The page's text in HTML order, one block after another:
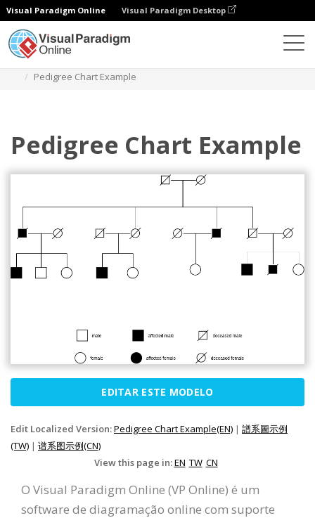
Visual Paradigm Online Visual Paradigm Desktop
Pedigree Chart Example
Pedigree Chart Example
EDITAR ESTE MODELO
Edit Localized Version:Pedigree Chart Example(EN) | 譜系圖示例
(TW) | 谱系图示例(CN)
View this page in:EN TW CN
O Visual Paradigm Online (VP Online) é um
software de diagramação online com suporte